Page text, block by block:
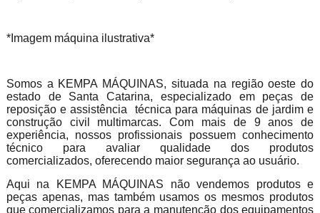
*Imagem máquina ilustrativa*
Somos a KEMPA MÁQUINAS, situada na região oeste do
estado de Santa Catarina, especializado em peças de
reposição e assistência técnica para máquinas de jardim e
construção civil multimarcas. Com mais de 9 anos de
experiência, nossos profissionais possuem conhecimento
técnico para avaliar qualidade dos produtos
comercializados, oferecendo maior segurança ao usuário.
Aqui na KEMPA MÁQUINAS não vendemos produtos e
peças apenas, mas também usamos os mesmos produtos
que comercializamos para a manutenção dos equipamentos